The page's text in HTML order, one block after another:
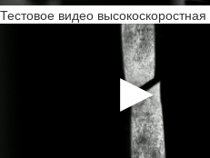
Тестовое видео